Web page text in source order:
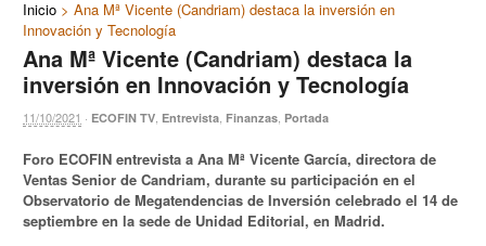
Inicio > Ana Mª Vicente (Candriam) destaca la inversión en
Innovación y Tecnología
Ana Mª Vicente (Candriam) destaca la
inversión en Innovación y Tecnología
11/10/2021 · ECOFIN TV, Entrevista, Finanzas, Portada
Foro ECOFIN entrevista a Ana Mª Vicente García, directora de
Ventas Senior de Candriam, durante su participación en el
Observatorio de Megatendencias de Inversión celebrado el 14 de
septiembre en la sede de Unidad Editorial, en Madrid.